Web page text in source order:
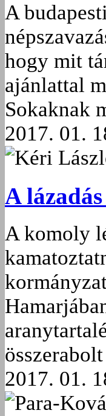
A
hogy mit
ajánlattal
Sokaknak
2017. 01.
Kéri
A
A komoly
2017. 01.
Para-